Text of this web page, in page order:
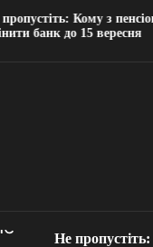
Кому з пенсіонерів
до 15 вересня
Не